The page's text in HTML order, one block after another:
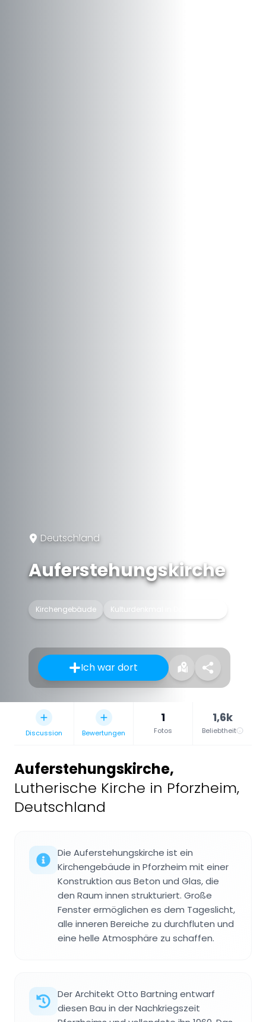
Deutschland
Auferstehungskirche
Kirchengebäude Kulturdenkmal in Deutschland
Ich war dort
Discussion Bewertungen
1
Fotos
1,6k
Beliebtheit
Auferstehungskirche,
Lutherische Kirche in Pforzheim,
Deutschland
Die Auferstehungskirche ist ein
Kirchengebäude in Pforzheim mit einer
Konstruktion aus Beton und Glas, die
den Raum innen strukturiert. Große
Fenster ermöglichen es dem Tageslicht,
alle inneren Bereiche zu durchfluten und
eine helle Atmosphäre zu schaffen.
Der Architekt Otto Bartning entwarf
diesen Bau in der Nachkriegszeit